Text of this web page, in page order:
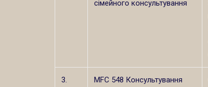
сімейного консультування
3.
MFC 548 Консультування